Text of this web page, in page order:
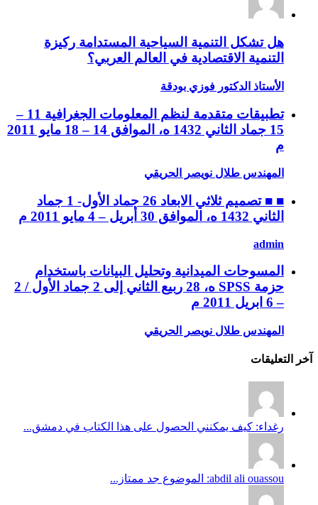
هل تشكل التنمية السياحية المستدامة ركيزة
التنمية الاقتصادية في العالم العربي؟
الأستاذ الدكتور فوزي بودقة
تطبيقات متقدمة لنظم المعلومات الجغرافية 11 –
15 جماد الثاني 1432 ه، الموافق 14 – 18 مايو 2011
م
المهندس طلال نويصر الحريقي
■ ■ تصميم ثلاثي الابعاد 26 جماد الأول- 1 جماد
الثاني 1432 ه، الموافق 30 أبريل – 4 مايو 2011 م
admin
المسوحات الميدانية وتحليل البيانات باستخدام
حزمة SPSS ه، 28 ربيع الثاني إلى 2 جماد الأول / 2
– 6 ابريل 2011 م
المهندس طلال نويصر الحريقي
آخر التعليقات
رغداء: كيف يمكنني الحصول على هذا الكتاب في دمشق...
abdil ali ouassou: الموضوع جد ممتاز...